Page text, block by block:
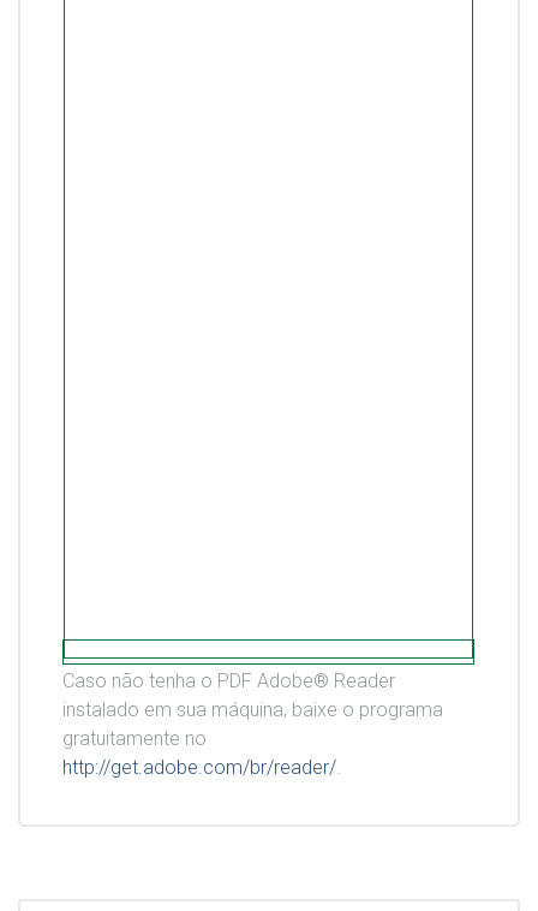
Caso não tenha o PDF Adobe® Reader
instalado em sua máquina, baixe o programa
gratuitamente no
http://get.adobe.com/br/reader/.